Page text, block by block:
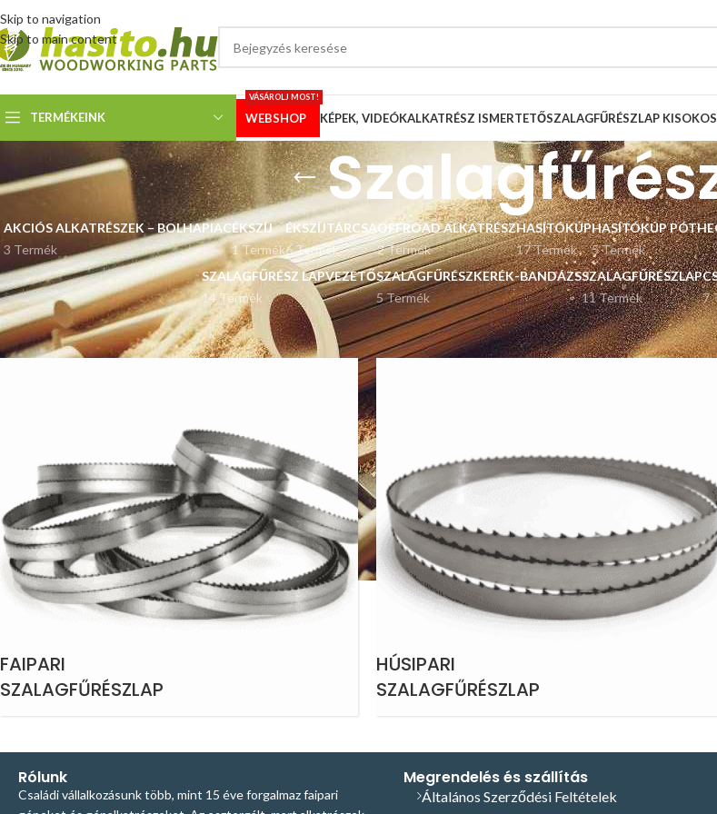
Skip to navigation
Skip to main content
TERMÉKEINK WEBSHOP
VÁSÁROLJ MOST!
KÉPEK, VIDEÓKALKATRÉSZ ISMERTETŐSZALAGFŰRÉSZLAP KISOKOS
AKCIÓS ALKATRÉSZEK – BOLHAPIAC
3 Termék
ÉKSZÍJ
1 Termék
ÉKSZÍJTÁRCSA
6 Termék
OFFROAD ALKATRÉSZ
2 Termék
HASÍTÓKÚP
17 Termék
HASÍTÓKÚP
5 Termék
SZALAGFŰRÉSZ LAPVEZETŐ
14 Termék
SZALAGFŰRÉSZKERÉK-BANDÁZS
5 Termék
SZALAGFŰRÉSZLAP
11 Termék
7
Kezdőlap Szalagfűrészlap
FAIPARI
SZALAGFŰRÉSZLAP
HÚSIPARI
SZALAGFŰRÉSZLAP
Rólunk
Családi vállalkozásunk több, mint 15 éve forgalmaz faipari
Megrendelés és szállítás
Általános Szerződési Feltételek